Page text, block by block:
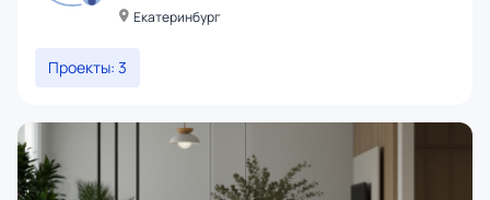
Екатеринбург
Проекты: 3